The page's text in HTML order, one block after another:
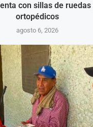
con sillas de
ortopédicos
agosto 6, 2026